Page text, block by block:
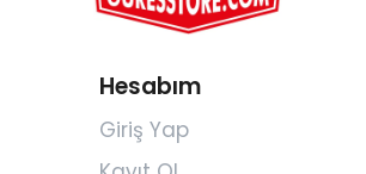
Hesabım
Giriş Yap